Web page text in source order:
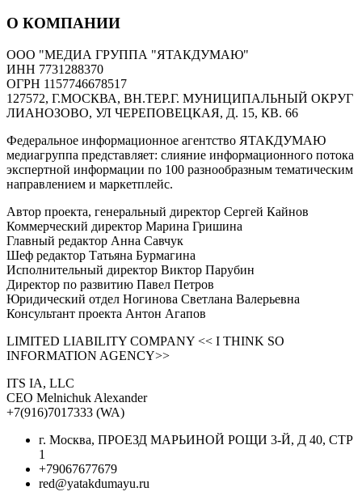
О КОМПАНИИ
ООО "МЕДИА ГРУППА "ЯТАКДУМАЮ"
ИНН 7731288370
ОГРН 1157746678517
127572, Г.МОСКВА, ВН.ТЕР.Г. МУНИЦИПАЛЬНЫЙ ОКРУГ
ЛИАНОЗОВО, УЛ ЧЕРЕПОВЕЦКАЯ, Д. 15, КВ. 66
Федеральное информационное агентство ЯТАКДУМАЮ
медиагруппа представляет: слияние информационного потока
экспертной информации по 100 разнообразным тематическим
направлением и маркетплейс.
Автор проекта, генеральный директор Сергей Кайнов
Коммерческий директор Марина Гришина
Главный редактор Анна Савчук
Шеф редактор Татьяна Бурмагина
Исполнительный директор Виктор Парубин
Директор по развитию Павел Петров
Юридический отдел Ногинова Светлана Валерьевна
Консультант проекта Антон Агапов
LIMITED LIABILITY COMPANY << I THINK SO
INFORMATION AGENCY>>
ITS IA, LLC
CEO Melnichuk Alexander
+7(916)7017333 (WA)
г. Москва, ПРОЕЗД МАРЬИНОЙ РОЩИ 3-Й, Д 40, СТР
1
+79067677679
red@yatakdumayu.ru